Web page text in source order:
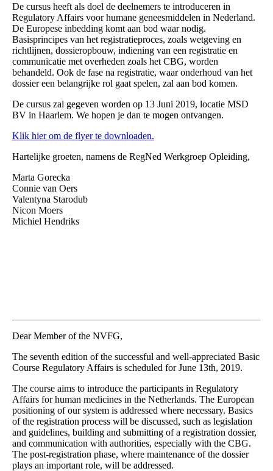
De cursus heeft als doel de deelnemers te introduceren in
Regulatory Affairs voor humane geneesmiddelen in Nederland.
De Europese inbedding komt aan bod waar nodig.
Basisprincipes van het registratieproces, zoals wetgeving en
richtlijnen, dossieropbouw, indiening van een registratie en
communicatie met overheden zoals het CBG, worden
behandeld. Ook de fase na registratie, waar onderhoud van het
dossier een belangrijke rol gaat spelen, zal aan bod komen.
De cursus zal gegeven worden op 13 Juni 2019, locatie MSD
BV in Haarlem. We hopen je dan te mogen ontvangen.
Klik hier om de flyer te downloaden.
Hartelijke groeten, namens de RegNed Werkgroep Opleiding,
Marta Gorecka
Connie van Oers
Valentyna Starodub
Nicon Moers
Michiel Hendriks
Dear Member of the NVFG,
The seventh edition of the successful and well-appreciated Basic
Course Regulatory Affairs is scheduled for June 13th, 2019.
The course aims to introduce the participants in Regulatory
Affairs for human medicines in the Netherlands. The European
positioning of our system is addressed where necessary. Basics
of the registration process will be discussed, such as legislation
and guidelines, building and submitting of a registration dossier,
and communication with authorities, especially with the CBG.
The post-registration phase, where maintenance of the dossier
plays an important role, will be addressed.